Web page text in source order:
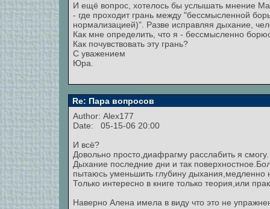
И ещё вопрос, хотелось бы услышать мнение
- где проходит грань между "бессмысленной
нормализацией)". Разве исправляя дыхание,
Как мне определить, что я - бессмысленно
Как почувствовать эту грань?
С уважением
Юра.
Re: Пара вопросов
Author: Alex177
Date: 05-15-06 20:00
И всё?
Довольно просто,диафрагму расслабить я смогу.
Дыхание последние дни и так
пытаюсь уменьшить глубину дыхания,медленно
Только интересно в книге только теория,или
Наверно Алена имела в виду что это не